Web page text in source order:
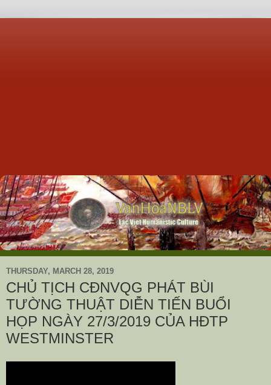
THURSDAY, MARCH 28, 2019
CHỦ TỊCH CĐNVQG PHÁT BÙI
TƯỜNG THUẬT DIỄN TIẾN BUỔI
HỌP NGÀY 27/3/2019 CỦA HĐTP
WESTMINSTER